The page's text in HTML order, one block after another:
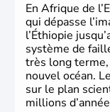
En Afrique de
qui dépasse
l’Éthiopie
système de
très long
nouvel océan.
sur le plan
millions